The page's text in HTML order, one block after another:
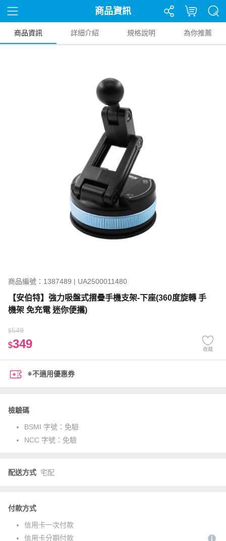
商品資訊
商品資訊 詳細介紹 規格說明 為你推薦
商品編號：1387489 | UA2500011480
【安伯特】強力吸盤式摺疊手機支架-下座(360度旋轉 手
機架 免充電 迷你便攜)
$549
$349 收藏
※不適用優惠券
檢驗碼
BSMI 字號： 免驗
NCC 字號： 免驗
配送方式 宅配
付款方式
信用卡一次付款
信用卡分期付款